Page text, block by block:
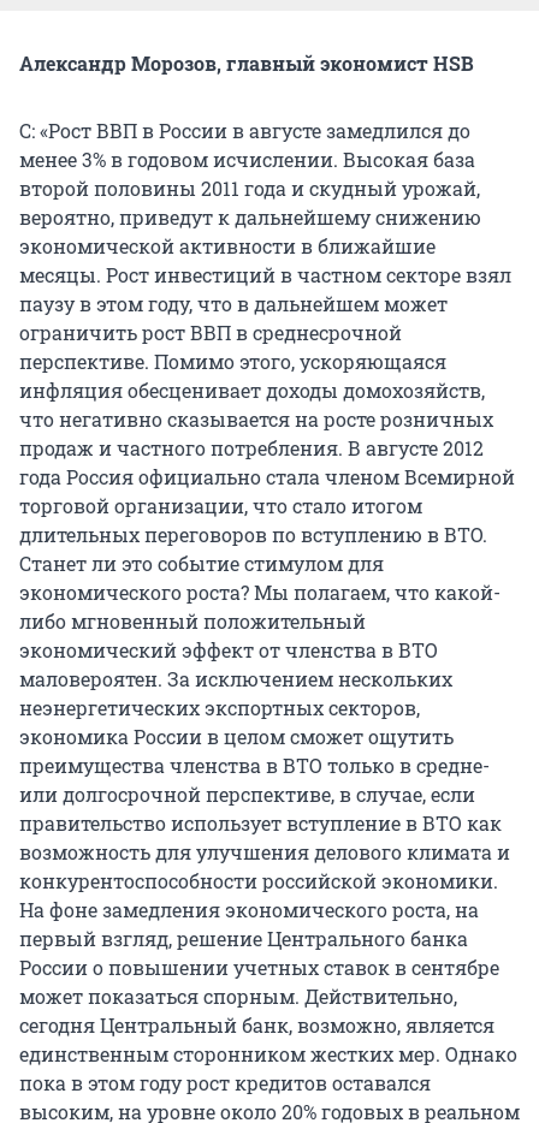
Александр Морозов, главный экономист HSB
C: «Рост ВВП в России в августе замедлился до
менее 3% в годовом исчислении. Высокая база
второй половины 2011 года и скудный урожай,
вероятно, приведут к дальнейшему снижению
экономической активности в ближайшие
месяцы. Рост инвестиций в частном секторе взял
паузу в этом году, что в дальнейшем может
ограничить рост ВВП в среднесрочной
перспективе. Помимо этого, ускоряющаяся
инфляция обесценивает доходы домохозяйств,
что негативно сказывается на росте розничных
продаж и частного потребления. В августе 2012
года Россия официально стала членом Всемирной
торговой организации, что стало итогом
длительных переговоров по вступлению в ВТО.
Станет ли это событие стимулом для
экономического роста? Мы полагаем, что какой-
либо мгновенный положительный
экономический эффект от членства в ВТО
маловероятен. За исключением нескольких
неэнергетических экспортных секторов,
экономика России в целом сможет ощутить
преимущества членства в ВТО только в средне-
или долгосрочной перспективе, в случае, если
правительство использует вступление в ВТО как
возможность для улучшения делового климата и
конкурентоспособности российской экономики.
На фоне замедления экономического роста, на
первый взгляд, решение Центрального банка
России о повышении учетных ставок в сентябре
может показаться спорным. Действительно,
сегодня Центральный банк, возможно, является
единственным сторонником жестких мер. Однако
пока в этом году рост кредитов оставался
высоким, на уровне около 20% годовых в реальном